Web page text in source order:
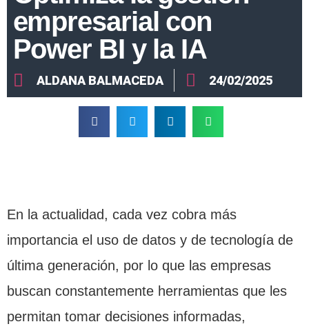
empresarial con
Power BI y la IA
ALDANA BALMACEDA 24/02/2025
En la actualidad, cada vez cobra más
importancia el uso de datos y de tecnología de
última generación, por lo que las empresas
buscan constantemente herramientas que les
permitan tomar decisiones informadas,